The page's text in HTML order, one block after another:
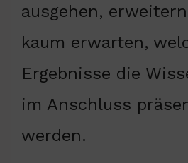
ausgehen,
kaum erwarten,
Ergebnisse die
im Anschluss
werden.